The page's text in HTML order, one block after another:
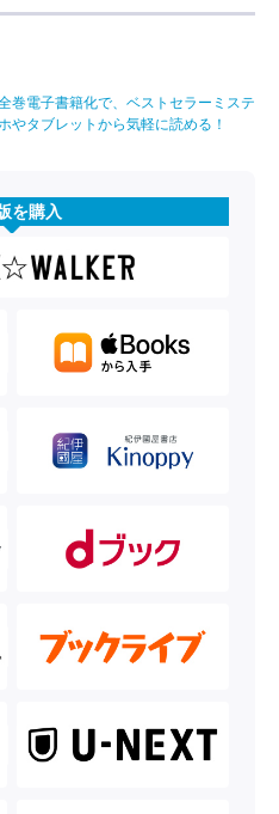
巻電子書籍化で、ベストセラーミステ
やタブレットから気軽に読める！
を購入